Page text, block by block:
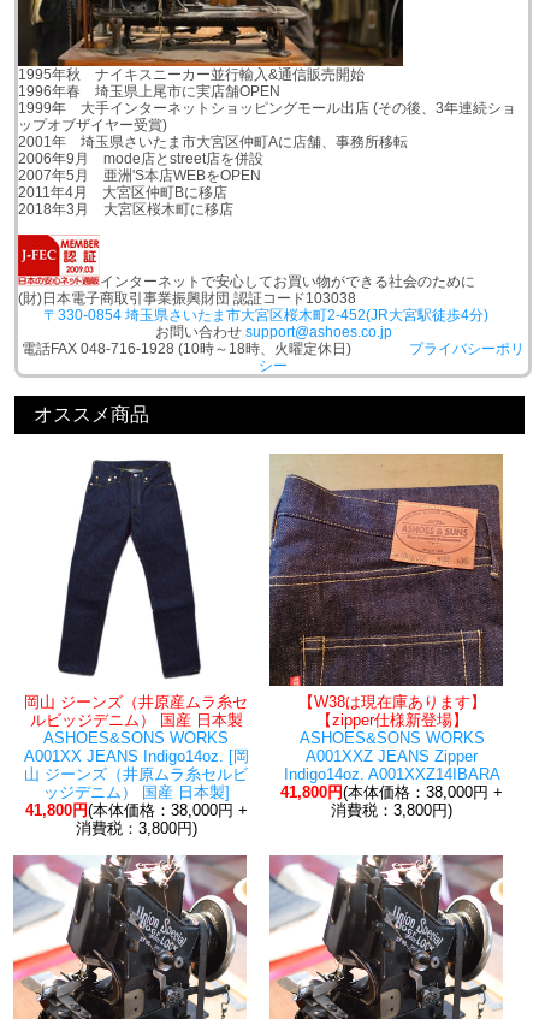
1995年秋 ナイキスニーカー並行輸入&通信販売開始
1996年春 埼玉県上尾市に実店舗OPEN
1999年 大手インターネットショッピングモール出店 (その後、3年連続ショ
ップオブザイヤー受賞)
2001年 埼玉県さいたま市大宮区仲町Aに店舗、事務所移転
2006年9月 mode店とstreet店を併設
2007年5月 亜洲'S本店WEBをOPEN
2011年4月 大宮区仲町Bに移店
2018年3月 大宮区桜木町に移店
インターネットで安心してお買い物ができる社会のために
(財)日本電子商取引事業振興財団 認証コード103038
〒330-0854 埼玉県さいたま市大宮区桜木町2-452(JR大宮駅徒歩4分)
お問い合わせ support@ashoes.co.jp
電話FAX 048-716-1928 (10時～18時、火曜定休日) プライバシーポリ
シー
オススメ商品
岡山 ジーンズ（井原産ムラ糸セ
ルビッジデニム） 国産 日本製
ASHOES&SONS WORKS
A001XX JEANS Indigo14oz. [岡
山 ジーンズ（井原ムラ糸セルビ
ッジデニム） 国産 日本製]
41,800円(本体価格：38,000円 +
消費税：3,800円)
【W38は現在庫あります】
【zipper仕様新登場】
ASHOES&SONS WORKS
A001XXZ JEANS Zipper
Indigo14oz. A001XXZ14IBARA
41,800円(本体価格：38,000円 +
消費税：3,800円)